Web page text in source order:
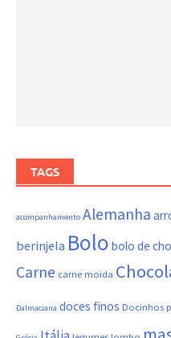
TAGS
acompanhamento Alemanha
berinjela Bolo bolo de
Carne carne moida
Dalmaciana doces finos Docinhos